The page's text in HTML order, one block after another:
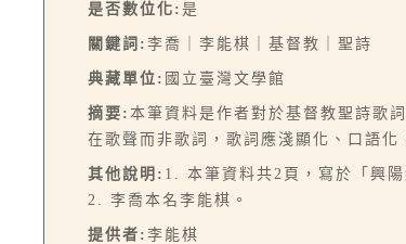
是否數位化: 是
關鍵詞: 李喬｜李能棋｜基督教｜聖詩
典藏單位: 國立臺灣文學館
摘要: 本筆資料是作者對於基督教聖詩歌
在歌聲而非歌詞，歌詞應淺顯化、口語
其他說明: 1. 本筆資料共2頁，寫於「興
2. 李喬本名李能棋。
提供者: 李能棋